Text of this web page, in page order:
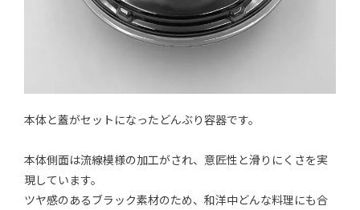
本体と蓋がセットになったどんぶり容器です。
本体側面は流線模様の加工がされ、意匠性と滑りにくさを実
現しています。
ツヤ感のあるブラック素材のため、和洋中どんな料理にも合